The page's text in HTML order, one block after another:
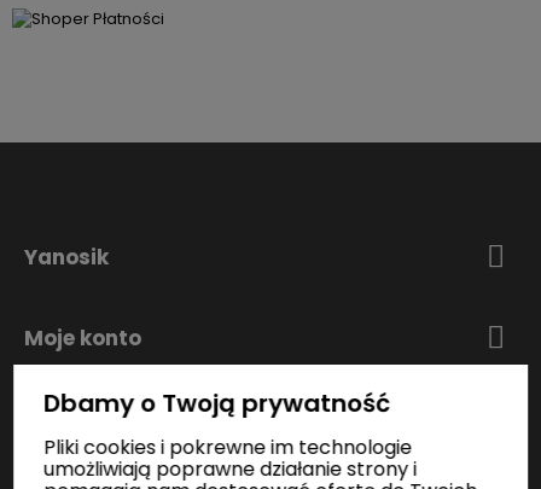
Yanosik
Moje konto
Zakupy
Dbamy o Twoją prywatność
Pliki cookies i pokrewne im technologie
umożliwiają poprawne działanie strony i